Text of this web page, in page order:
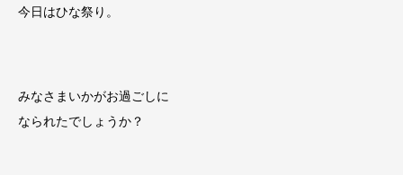
今日はひな祭り。
みなさまいかがお過ごしに
なられたでしょうか？